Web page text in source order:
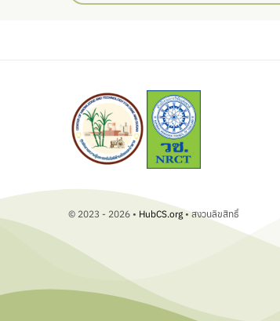
© 2023 - 2026 • HubCS.org• สงวนลิขสิทธิ์